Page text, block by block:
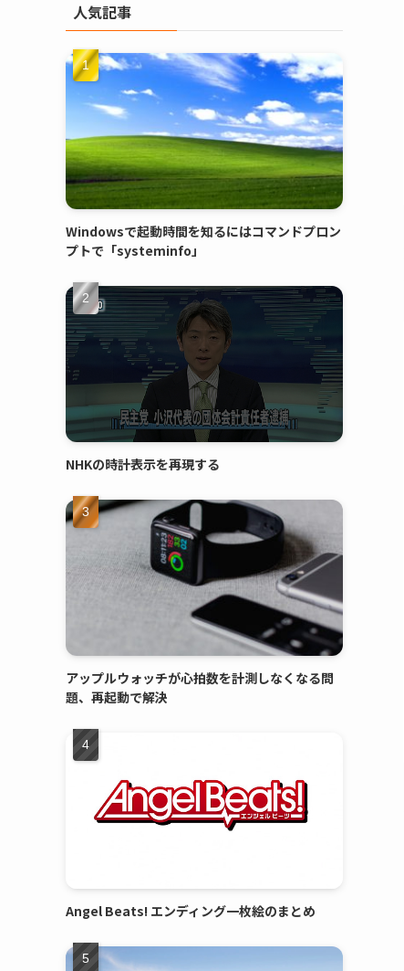
人気記事
Windowsで起動時間を知るにはコマンドプロン
プトで「systeminfo」
NHKの時計表示を再現する
アップルウォッチが心拍数を計測しなくなる問
題、再起動で解決
Angel Beats! エンディング一枚絵のまとめ